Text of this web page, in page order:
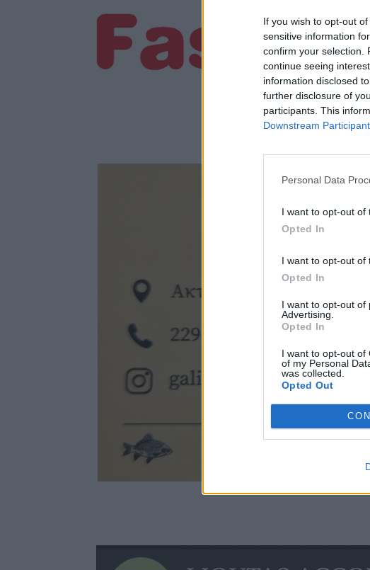
If you wish to opt-out
sensitive information
confirm your selection.
continue seeing
information disclosed
further disclosure of
participants. This
Downstream
Personal Data
I want to opt-out of
Opted In
I want to opt-out of
Opted In
I want to opt-out of
Advertising.
Opted In
I want to opt-out of
of my Personal
was collected.
Opted Out